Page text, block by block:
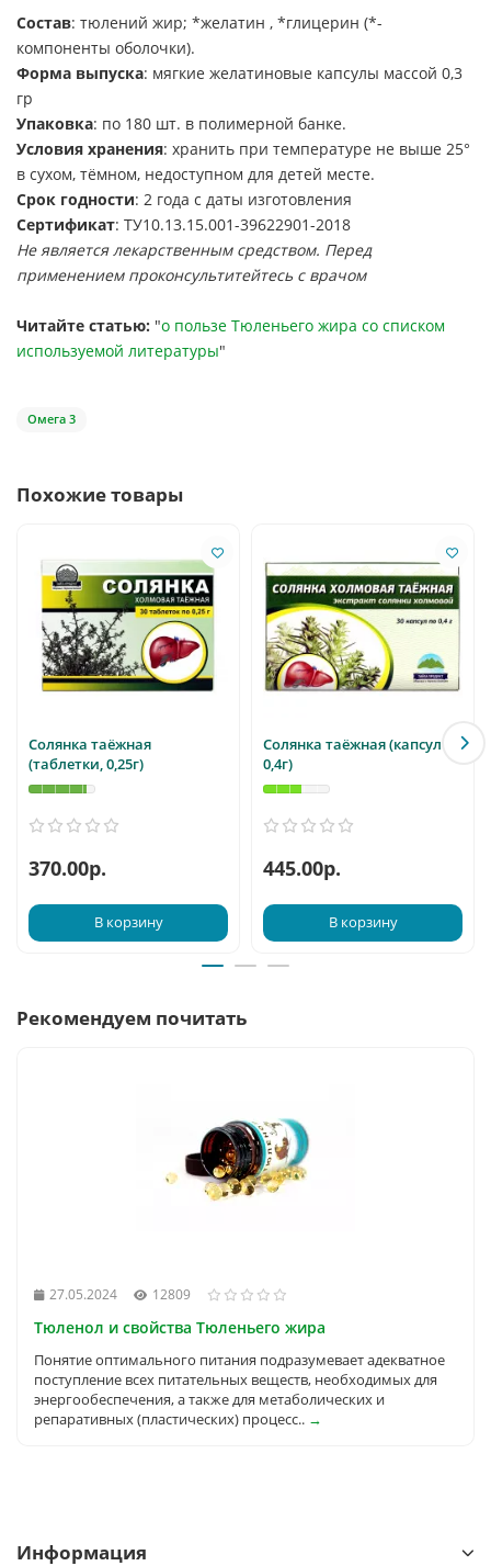
Состав: тюлений жир; *желатин , *глицерин (*-
компоненты оболочки).
Форма выпуска: мягкие желатиновые капсулы массой 0,3
гр
Упаковка: по 180 шт. в полимерной банке.
Условия хранения: хранить при температуре не выше 25°
в сухом, тёмном, недоступном для детей месте.
Срок годности: 2 года с даты изготовления
Сертификат: ТУ10.13.15.001-39622901-2018
Не является лекарственным средством. Перед
применением проконсультитейтесь с врачом
Читайте статью: "о пользе Тюленьего жира со списком
используемой литературы"
Омега 3
Похожие товары
Солянка таёжная
(таблетки, 0,25г)
370.00р.
В корзину
Солянка таёжная (капсулы,
0,4г)
445.00р.
В корзину
Рекомендуем почитать
27.05.2024 12809
Тюленол и свойства Тюленьего жира
Понятие оптимального питания подразумевает адекватное
поступление всех питательных веществ, необходимых для
энергообеспечения, а также для метаболических и
репаративных (пластических) процесс.. →
Информация